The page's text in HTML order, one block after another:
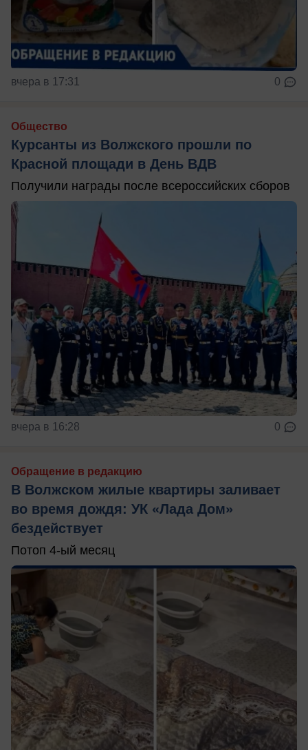
вчера в 17:31 0
Общество
Курсанты из Волжского прошли по
Красной площади в День ВДВ
Получили награды после всероссийских сборов
вчера в 16:28 0
Обращение в редакцию
В Волжском жилые квартиры заливает
во время дождя: УК «Лада Дом»
бездействует
Потоп 4-ый месяц